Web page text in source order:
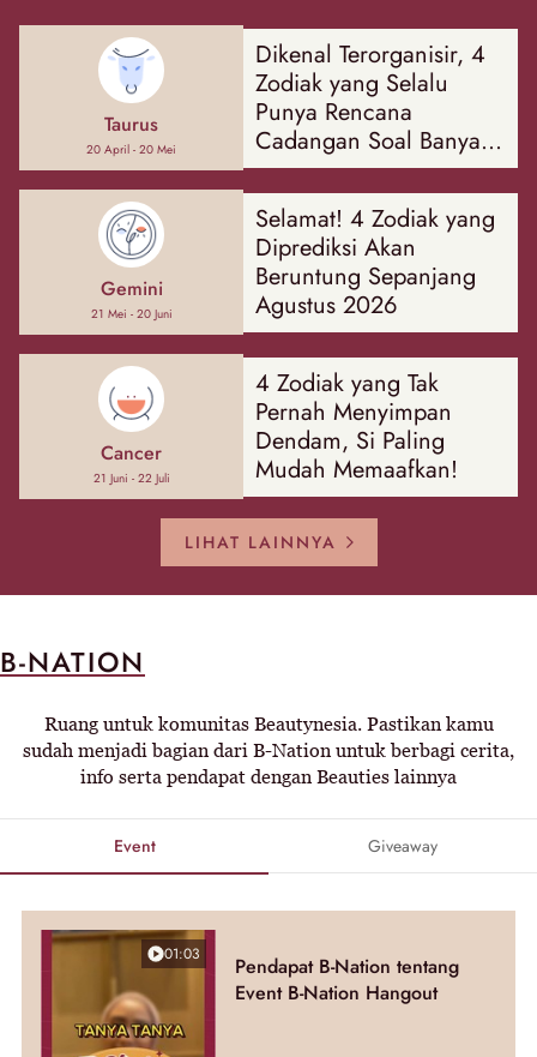
Taurus
20 April - 20 Mei
Dikenal Terorganisir, 4
Zodiak yang Selalu
Punya Rencana
Cadangan Soal Banyak
Hal
Gemini
21 Mei - 20 Juni
Selamat! 4 Zodiak yang
Diprediksi Akan
Beruntung Sepanjang
Agustus 2026
Cancer
21 Juni - 22 Juli
4 Zodiak yang Tak
Pernah Menyimpan
Dendam, Si Paling
Mudah Memaafkan!
LIHAT LAINNYA
B-NATION
Ruang untuk komunitas Beautynesia. Pastikan kamu
sudah menjadi bagian dari B-Nation untuk berbagi cerita,
info serta pendapat dengan Beauties lainnya
Event Giveaway
01:03
Pendapat B-Nation tentang
Event B-Nation Hangout